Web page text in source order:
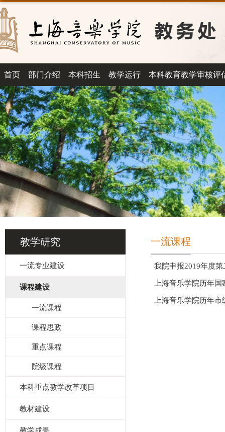
首页 部门介绍 本科招生 教学运行 本科教育教学审核评
教学研究
一流专业建设
课程建设
一流课程
课程思政
重点课程
院级课程
本科重点教学改革项目
教材建设
一流课程
我院申报2019年度
上海音乐学院历年
上海音乐学院历年